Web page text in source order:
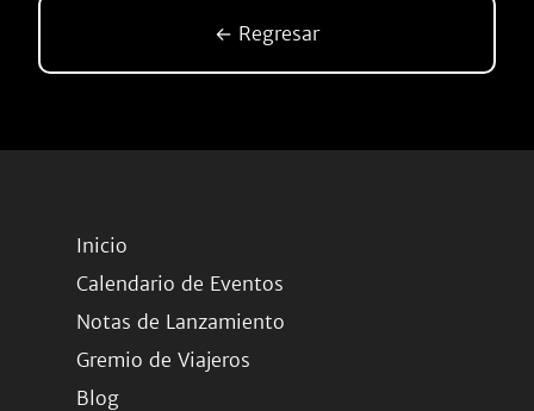
← Regresar
Inicio
Calendario de Eventos
Notas de Lanzamiento
Gremio de Viajeros
Blog